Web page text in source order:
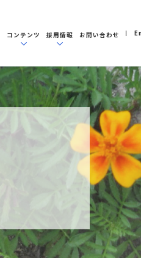
コンテンツ 採用情報 お問い合わせ